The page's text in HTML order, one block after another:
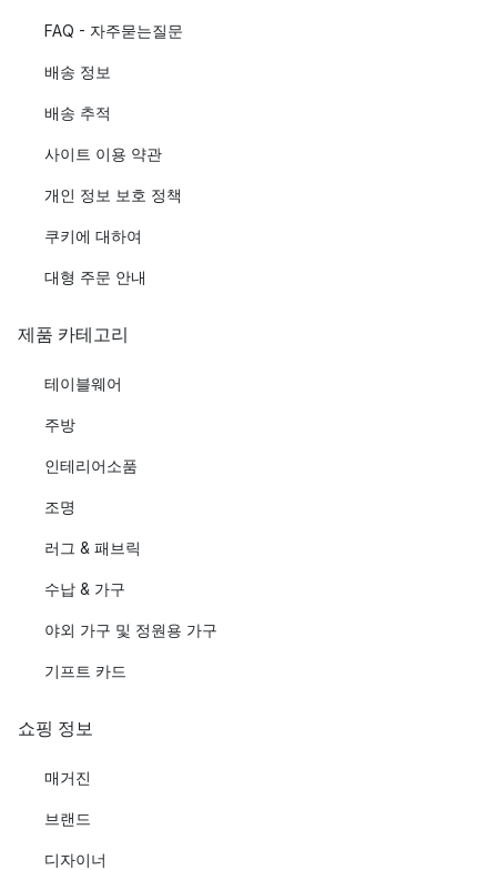
FAQ - 자주묻는질문
배송 정보
배송 추적
사이트 이용 약관
개인 정보 보호 정책
쿠키에 대하여
대형 주문 안내
제품 카테고리
테이블웨어
주방
인테리어소품
조명
러그 & 패브릭
수납 & 가구
야외 가구 및 정원용 가구
기프트 카드
쇼핑 정보
매거진
브랜드
디자이너